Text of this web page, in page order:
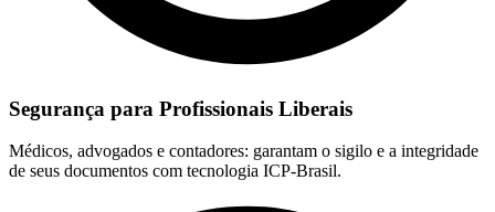
Segurança para Profissionais Liberais
Médicos, advogados e contadores: garantam o sigilo e a integridade
de seus documentos com tecnologia ICP-Brasil.